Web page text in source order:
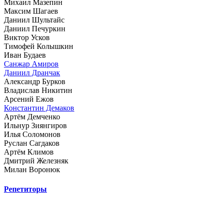
Михаил Мазепин
Максим Шагаев
Даниил Шультайс
Даниил Печуркин
Виктор Усков
Тимофей Колышкин
Иван Будаев
Санжар Амиров
Даниил Дранчак
Александр Бурков
Владислав Никитин
Арсений Ежов
Константин Демаков
Артём Демченко
Ильнур Зиянгиров
Илья Соломонов
Руслан Сагдаков
Артём Климов
Дмитрий Железняк
Милан Воронюк
Репетиторы